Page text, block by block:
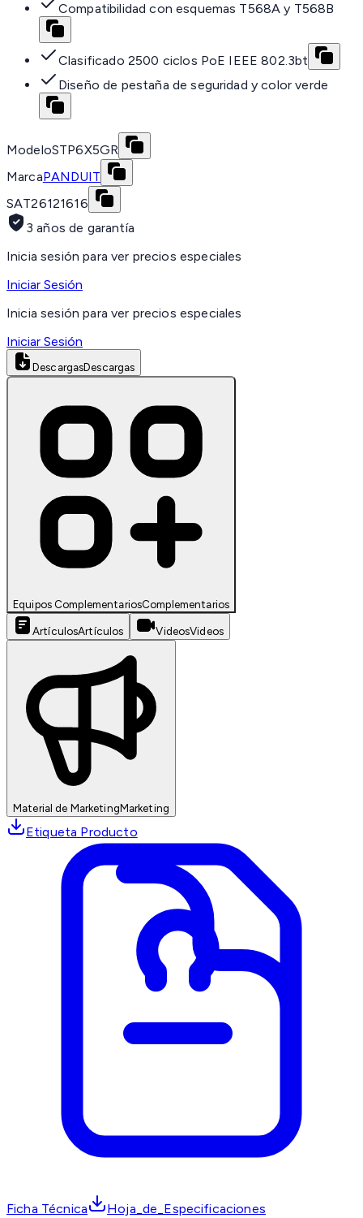
Compatibilidad con esquemas T568A y T568B
Clasificado 2500 ciclos PoE IEEE 802.3bt
Diseño de pestaña de seguridad y color verde
ModeloSTP6X5GR
MarcaPANDUIT
SAT26121616
3 años de garantía
Inicia sesión para ver precios especiales
Iniciar Sesión
Inicia sesión para ver precios especiales
Iniciar Sesión
DescargasDescargas
Equipos ComplementariosComplementarios
ArtículosArtículos VideosVideos
Material de MarketingMarketing
Etiqueta Producto
Ficha Técnica Hoja_de_Especificaciones